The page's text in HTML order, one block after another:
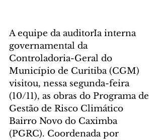
A equipe da auditorIa interna
governamental da
Controladoria-Geral do
Município de Curitiba (CGM)
visitou, nessa segunda-feira
(10/11), as obras do Programa de
Gestão de Risco Climático
Bairro Novo do Caximba
(PGRC). Coordenada por